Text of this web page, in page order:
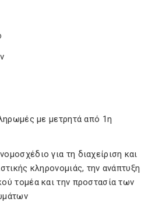
με μετρητά από 1η
για τη διαχείριση και
κληρονομιάς, την ανάπτυξη
τομέα και την προστασία των